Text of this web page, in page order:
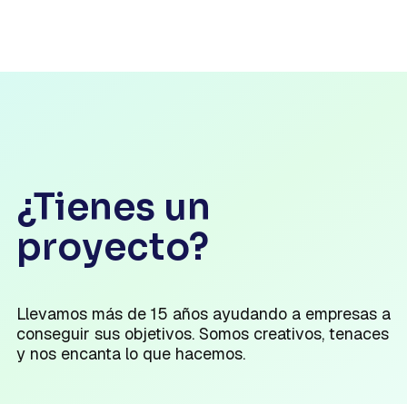
¿Tienes un
proyecto?
Llevamos más de 15 años ayudando a empresas a
conseguir sus objetivos. Somos creativos, tenaces
y nos encanta lo que hacemos.